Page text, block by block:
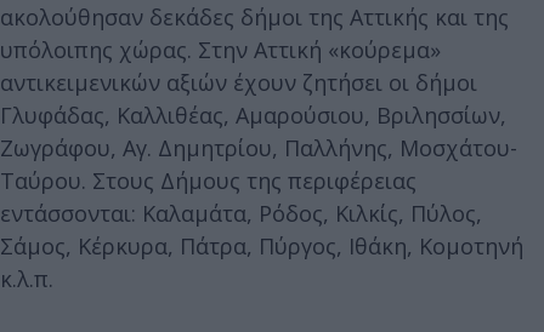
ακολούθησαν δεκάδες δήμοι της Αττικής και της
υπόλοιπης χώρας. Στην Αττική «κούρεμα»
αντικειμενικών αξιών έχουν ζητήσει οι δήμοι
Γλυφάδας, Καλλιθέας, Αμαρούσιου, Βριλησσίων,
Ζωγράφου, Αγ. Δημητρίου, Παλλήνης, Μοσχάτου-
Ταύρου. Στους Δήμους της περιφέρειας
εντάσσονται: Καλαμάτα, Ρόδος, Κιλκίς, Πύλος,
Σάμος, Κέρκυρα, Πάτρα, Πύργος, Ιθάκη, Κομοτηνή
κ.λ.π.